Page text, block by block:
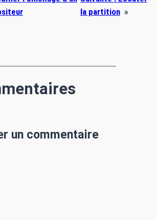
la partition »
un commentaire